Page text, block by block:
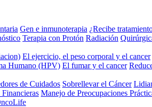
Gen e inmunoterapia ¿Recibe
Terapia con Protón Radiación
El ejercicio, el peso corporal y el cancer
Humano (HPV) El fumar y el cancer
de Cuidados Sobrellevar el Cáncer
Manejo de Preocupaciones